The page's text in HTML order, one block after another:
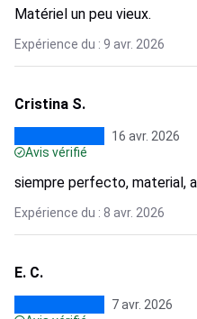
Matériel un peu vieux.
Expérience du : 9 avr. 2026
Cristina S.
16 avr. 2026
Avis vérifié
siempre perfecto, material,
Expérience du : 8 avr. 2026
E. C.
7 avr. 2026